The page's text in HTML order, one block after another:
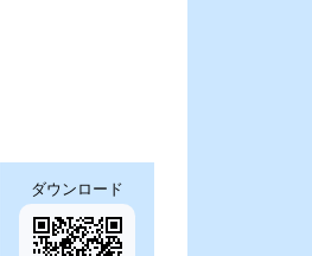
ダウンロード